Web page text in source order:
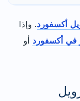
أكسفورد. وإذا
في أكسفورد أو